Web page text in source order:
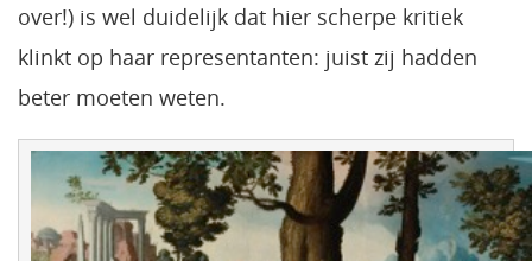
over!) is wel duidelijk dat hier scherpe kritiek
klinkt op haar representanten: juist zij hadden
beter moeten weten.